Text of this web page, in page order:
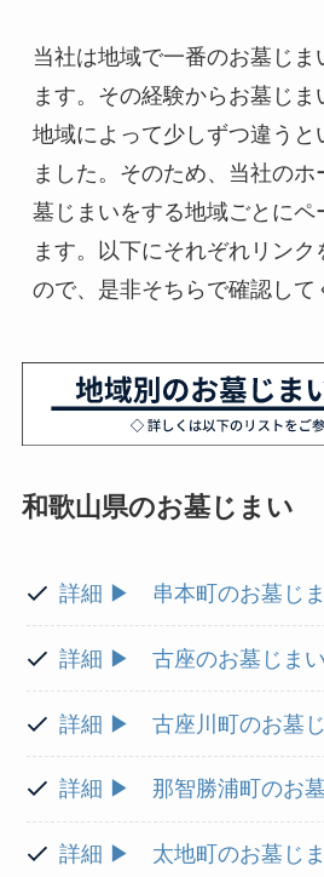
当社は地域で一番のお墓じま
ます。その経験からお墓じ
地域によって少しずつ違うと
ました。そのため、当社の
墓じまいをする地域ごとにペ
ます。以下にそれぞれリン
ので、是非そちらで確認して
和歌山県のお墓じまい
詳細 ▶ 串本町のお墓じ
詳細 ▶ 古座のお墓じまい
詳細 ▶ 古座川町のお墓
詳細 ▶ 那智勝浦町のお
詳細 ▶ 太地町のお墓じ